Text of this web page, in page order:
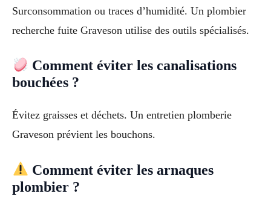
Surconsommation ou traces d’humidité. Un plombier
recherche fuite Graveson utilise des outils spécialisés.
Comment éviter les canalisations
bouchées ?
Évitez graisses et déchets. Un entretien plomberie
Graveson prévient les bouchons.
Comment éviter les arnaques
plombier ?